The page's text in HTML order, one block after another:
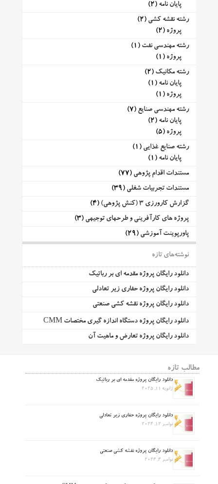
پایان نامه (2)
رشته نقشه کشی (2)
پروژه (2)
رشته مهندسی نفت (1)
پروژه (1)
رشته مکانیک (2)
پایان نامه (1)
پروژه (1)
رشته مهندسی صنایع (7)
پایان نامه (2)
پروژه (5)
رشته صنایع غذایی (1)
پایان نامه (1)
مستندات اقدام پژوهی (77)
مستندات تجربیات شغلی (39)
گزارش کارورزی 3 (کنش پژوهی)
(4)
پروژه های کارآفرینی و طرحهای توجیهی (3)
پاورپوینت آموزشی (29)
نوشته‌های تازه
دانلود رایگان پروژه مقدمه ای بر رباتیک
دانلود رایگان پروژه حفاری زیر تعادلی
دانلود رایگان پروژه نقشه کشی صنعتی
دانلود رایگان پروژه دستگاه اندازه گیری مختصات CMM
دانلود رایگان پروژه تعارض و ماهیت آن
مطالب تازه
دانلود رایگان پروژه مقدمه ای بر رباتیک
ژانویه 11, 2025
دانلود رایگان پروژه حفاری زیر تعادلی
نوامبر 12, 2024
دانلود رایگان پروژه نقشه کشی صنعتی
نوامبر 4, 2024